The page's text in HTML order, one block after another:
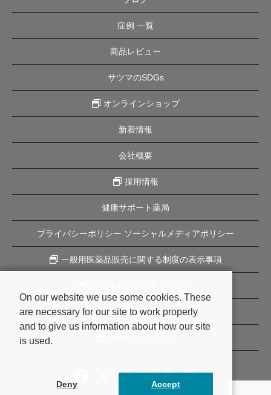
症例 一覧
商品レビュー
サツマのSDGs
オンラインショップ
新着情報
会社概要
採用情報
健康サポート薬局
プライバシーポリシー ソーシャルメディアポリシー
一般用医薬品販売に関する制度の表示事項
企業理念
On our website we use some cookies. These
are necessary for our site to work properly
and to give us information about how our site
is used.
Deny Accept